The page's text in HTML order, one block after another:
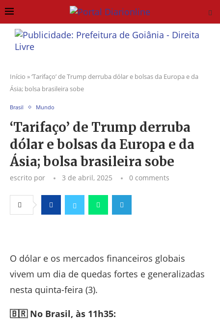
Início »‘Tarifaço’ de Trump derruba dólar e bolsas da Europa e da
Ásia; bolsa brasileira sobe
Brasil Mundo
‘Tarifaço’ de Trump derruba
dólar e bolsas da Europa e da
Ásia; bolsa brasileira sobe
escrito por 3 de abril, 2025 0 comments
O dólar e os mercados financeiros globais
vivem um dia de quedas fortes e generalizadas
nesta quinta-feira (3).
🇧🇷 No Brasil, às 11h35: